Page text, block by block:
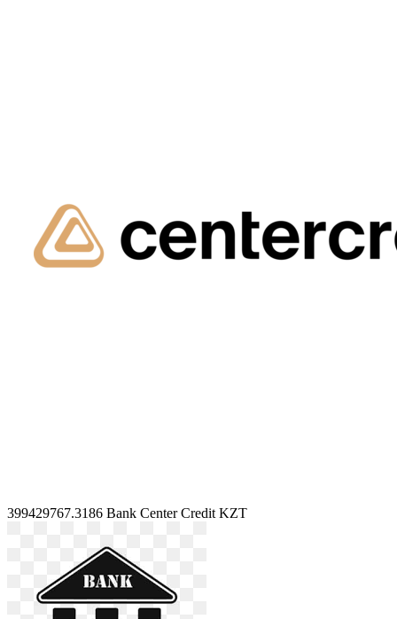
399429767.3186 Bank Center Credit KZT